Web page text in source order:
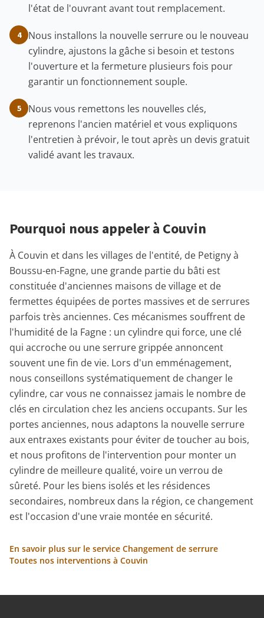
l'état de l'ouvrant avant tout remplacement.
4
Nous installons la nouvelle serrure ou le nouveau
cylindre, ajustons la gâche si besoin et testons
l'ouverture et la fermeture plusieurs fois pour
garantir un fonctionnement souple.
5
Nous vous remettons les nouvelles clés,
reprenons l'ancien matériel et vous expliquons
l'entretien à prévoir, le tout après un devis gratuit
validé avant les travaux.
Pourquoi nous appeler à Couvin
À Couvin et dans les villages de l'entité, de Petigny à
Boussu-en-Fagne, une grande partie du bâti est
constituée d'anciennes maisons de village et de
fermettes équipées de portes massives et de serrures
parfois très anciennes. Ces mécanismes souffrent de
l'humidité de la Fagne : un cylindre qui force, une clé
qui accroche ou une serrure grippée annoncent
souvent une fin de vie. Lors d'un emménagement,
nous conseillons systématiquement de changer le
cylindre, car vous ne connaissez jamais le nombre de
clés en circulation chez les anciens occupants. Sur les
portes anciennes, nous adaptons la nouvelle serrure
aux entraxes existants pour éviter de toucher au bois,
et nous profitons de l'intervention pour monter un
cylindre de meilleure qualité, voire un verrou de
sûreté. Pour les biens isolés et les résidences
secondaires, nombreux dans la région, ce changement
est l'occasion d'une vraie montée en sécurité.
En savoir plus sur le service Changement de serrure
Toutes nos interventions à Couvin